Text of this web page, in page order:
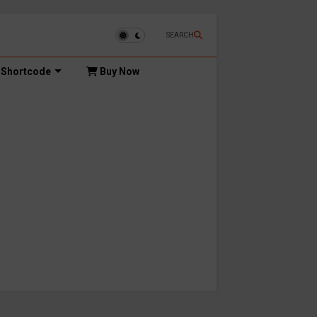
SEARCH
Shortcode Buy Now